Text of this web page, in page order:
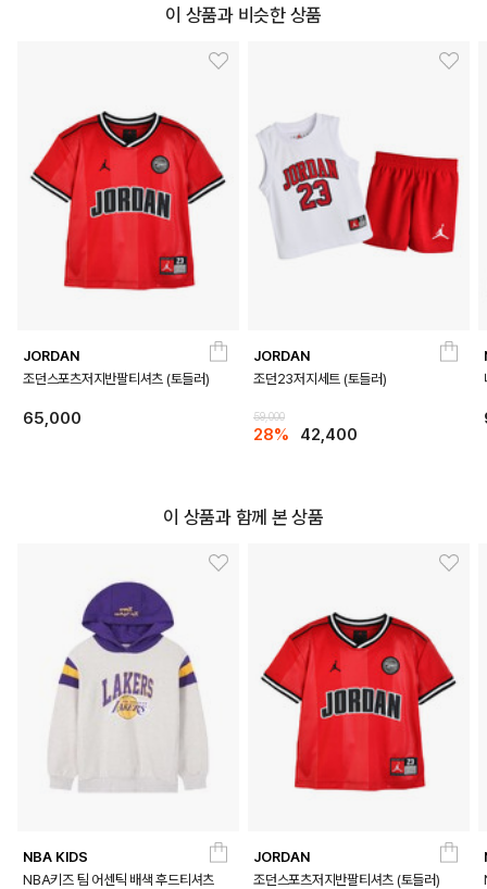
이 상품과 비슷한 상품
JORDAN
조던스포츠저지반팔티셔츠 (토들러)
65,000
JORDAN
조던23저지세트 (토들러)
59,000
28% 42,400
이 상품과 함께 본 상품
NBA KIDS
NBA키즈 팀 어센틱 배색 후드티셔츠
JORDAN
조던스포츠저지반팔티셔츠 (토들러)